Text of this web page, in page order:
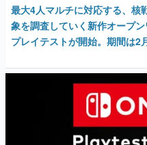
最大4人マルチに対応する、核
象を調査していく新作オープ
プレイテストが開始。期間は2